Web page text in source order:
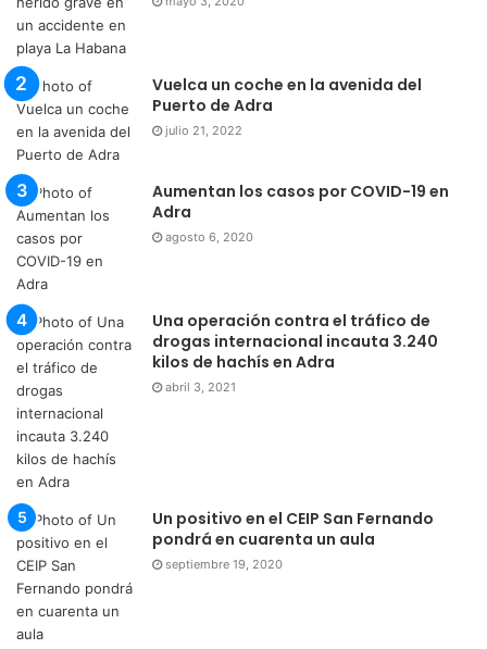
Vuelca un coche en la avenida del
Puerto de Adra
julio 21, 2022
Aumentan los casos por COVID-19 en
Adra
agosto 6, 2020
Una operación contra el tráfico de
drogas internacional incauta 3.240
kilos de hachís en Adra
abril 3, 2021
Un positivo en el CEIP San Fernando
pondrá en cuarenta un aula
septiembre 19, 2020